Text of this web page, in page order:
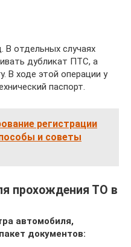
В отдельных случаях
дубликат ПТС, а
В ходе этой операции у
паспорт.
регистрации
и советы
прохождения ТО в
автомобиля,
документов: